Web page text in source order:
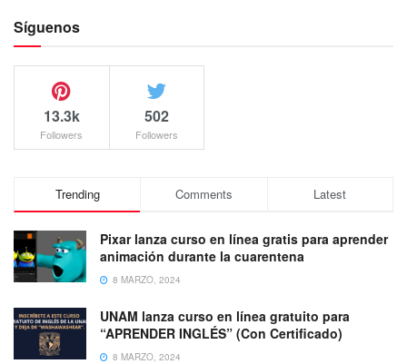
Síguenos
13.3k
Followers
502
Followers
Trending Comments Latest
Pixar lanza curso en línea gratis para aprender
animación durante la cuarentena
8 MARZO, 2024
UNAM lanza curso en línea gratuito para
“APRENDER INGLÉS” (Con Certificado)
8 MARZO, 2024